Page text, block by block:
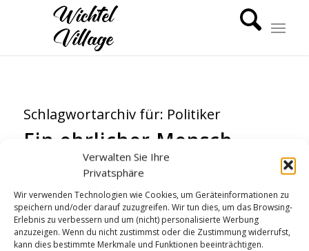
Verwalten Sie Ihre
Privatsphäre
Wir verwenden Technologien wie Cookies, um Geräteinformationen zu
speichern und/oder darauf zuzugreifen. Wir tun dies, um das Browsing-
Erlebnis zu verbessern und um (nicht) personalisierte Werbung
anzuzeigen. Wenn du nicht zustimmst oder die Zustimmung widerrufst,
kann dies bestimmte Merkmale und Funktionen beeinträchtigen.
Schlagwortarchiv für: Politiker
Ein ehrlicher Mensch
GUTEN MORGEN